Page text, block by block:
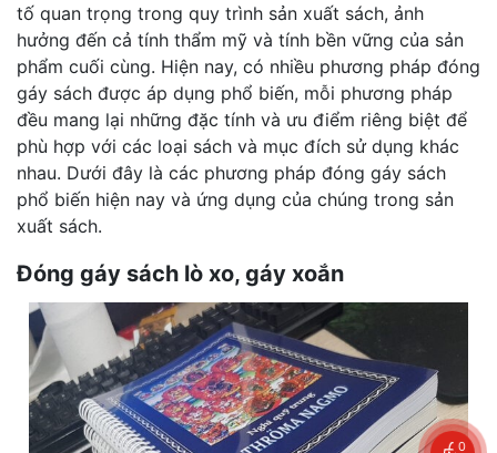
tố quan trọng trong quy trình sản xuất sách, ảnh
hưởng đến cả tính thẩm mỹ và tính bền vững của sản
phẩm cuối cùng. Hiện nay, có nhiều phương pháp đóng
gáy sách được áp dụng phổ biến, mỗi phương pháp
đều mang lại những đặc tính và ưu điểm riêng biệt để
phù hợp với các loại sách và mục đích sử dụng khác
nhau. Dưới đây là các phương pháp đóng gáy sách
phổ biến hiện nay và ứng dụng của chúng trong sản
xuất sách.
Đóng gáy sách lò xo, gáy xoắn
0